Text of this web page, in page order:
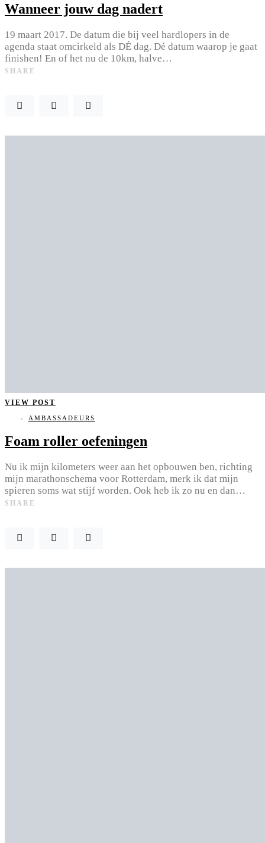
Wanneer jouw dag nadert
19 maart 2017. De datum die bij veel hardlopers in de
agenda staat omcirkeld als DÉ dag. Dé datum waarop je gaat
finishen! En of het nu de 10km, halve…
SHARE
VIEW POST
AMBASSADEURS
Foam roller oefeningen
Nu ik mijn kilometers weer aan het opbouwen ben, richting
mijn marathonschema voor Rotterdam, merk ik dat mijn
spieren soms wat stijf worden. Ook heb ik zo nu en dan…
SHARE